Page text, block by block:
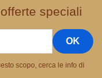
speciali
scopo, cerca le info di